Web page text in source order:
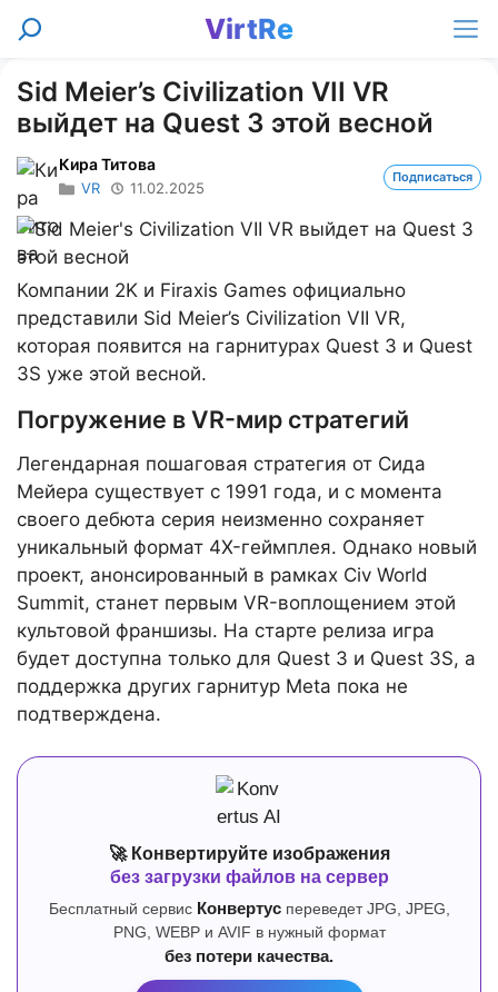
Перейти
VirtRe
Поиск
Sid Meier’s Civilization VII VR
выйдет на Quest 3 этой весной
Кира Титова
VR 11.02.2025
Подписаться
Компании 2K и Firaxis Games официально
представили Sid Meier’s Civilization VII VR,
которая появится на гарнитурах Quest 3 и Quest
3S уже этой весной.
Погружение в VR-мир стратегий
Легендарная пошаговая стратегия от Сида
Мейера существует с 1991 года, и с момента
своего дебюта серия неизменно сохраняет
уникальный формат 4X-геймплея. Однако новый
проект, анонсированный в рамках Civ World
Summit, станет первым VR-воплощением этой
культовой франшизы. На старте релиза игра
будет доступна только для Quest 3 и Quest 3S, а
поддержка других гарнитур Meta пока не
подтверждена.
🚀 Конвертируйте изображения
без загрузки файлов на сервер
Бесплатный сервис Конвертуспереведет JPG, JPEG,
PNG, WEBP и AVIF в нужный формат
без потери качества.